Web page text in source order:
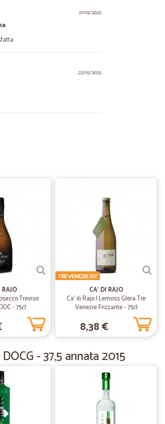
27/05/2025
22/05/2025
è accurato. Spero che l'azienda
Treviso
- 75cl
CA' DI RAJO
Ca' di Rajo | Lemoss Glera Tre
Venezie Frizzante - 75cl
TRE VENEZIE IGT
8,38 €
- 37,5 annata 2015